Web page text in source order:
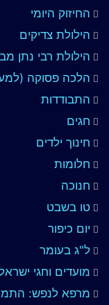
החיזוק היומי
הילולת צדיקים
הילולת רבי נתן
הלכה פסוקה
התבודדות
חגים
חינוך ילדים
חלומות
חנוכה
טו בשבט
יום כיפור
ל"ג בעומר
מועדים וחגי
מרפא לנפש: